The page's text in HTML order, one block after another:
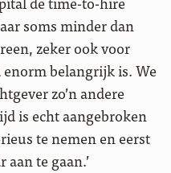
soms minder dan
zeker ook voor
belangrijk is. We
zo’n andere
is echt aangebroken
te nemen en eerst
te gaan.’